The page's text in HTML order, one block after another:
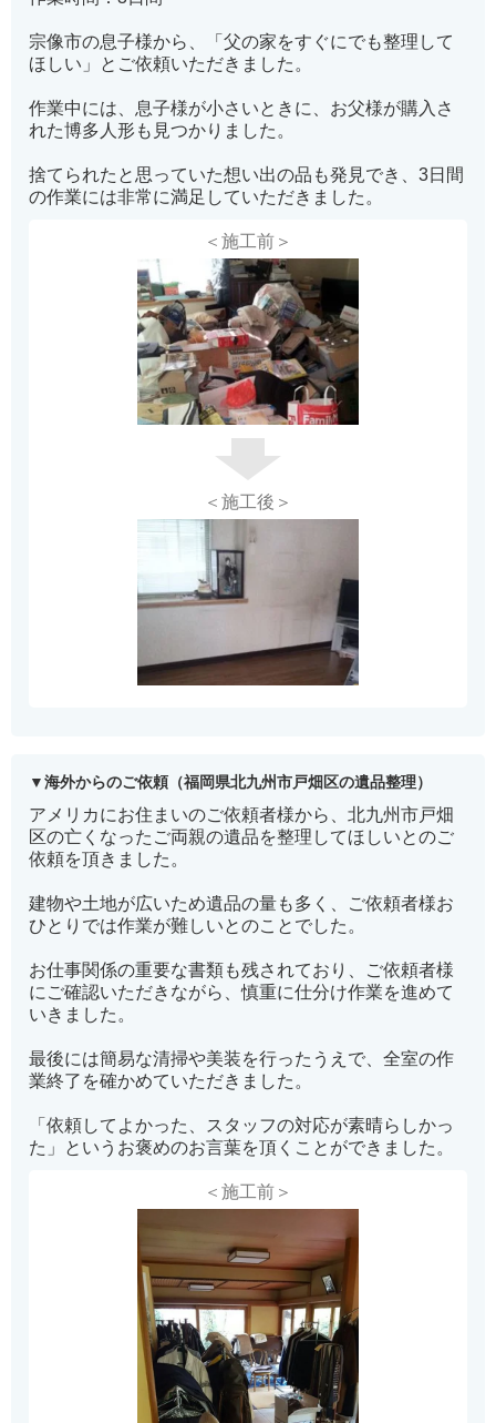
宗像市の息子様から、「父の家をすぐにでも整理して
ほしい」とご依頼いただきました。
作業中には、息子様が小さいときに、お父様が購入さ
れた博多人形も見つかりました。
捨てられたと思っていた想い出の品も発見でき、3日間
の作業には非常に満足していただきました。
＜施工前＞
＜施工後＞
海外からのご依頼（福岡県北九州市戸畑区の遺品整理）
アメリカにお住まいのご依頼者様から、北九州市戸畑
区の亡くなったご両親の遺品を整理してほしいとのご
依頼を頂きました。
建物や土地が広いため遺品の量も多く、ご依頼者様お
ひとりでは作業が難しいとのことでした。
お仕事関係の重要な書類も残されており、ご依頼者様
にご確認いただきながら、慎重に仕分け作業を進めて
いきました。
最後には簡易な清掃や美装を行ったうえで、全室の作
業終了を確かめていただきました。
「依頼してよかった、スタッフの対応が素晴らしかっ
た」というお褒めのお言葉を頂くことができました。
＜施工前＞